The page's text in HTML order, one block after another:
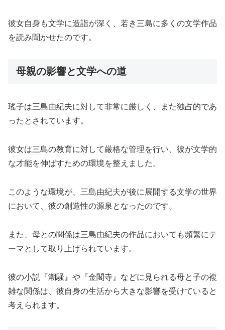
彼女自身も文学に造詣が深く、若き三島に多くの文学作品
を読み聞かせたのです。
母親の影響と文学への道
瑤子は三島由紀夫に対して非常に厳しく、また独占的であ
ったとされています。
彼女は三島の教育に対して厳格な管理を行い、彼が文学的
な才能を伸ばすための環境を整えました。
このような環境が、三島由紀夫が後に展開する文学の世界
において、彼の創造性の源泉となったのです。
また、母との関係は三島由紀夫の作品においても頻繁にテ
ーマとして取り上げられています。
彼の小説『潮騒』や『金閣寺』などに見られる母と子の複
雑な関係は、彼自身の生活から大きな影響を受けていると
考えられます。